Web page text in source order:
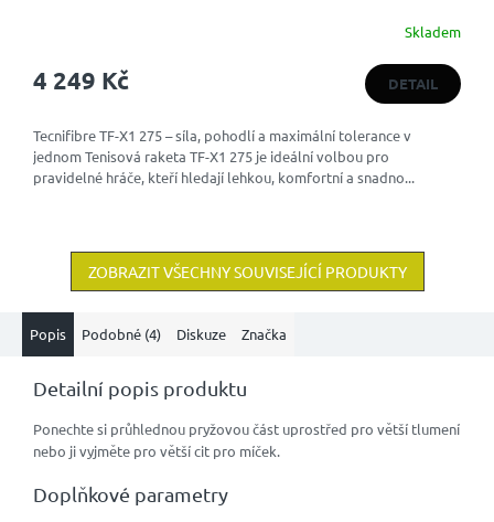
Skladem
4 249 Kč DETAIL
Tecnifibre TF-X1 275 – síla, pohodlí a maximální tolerance v
jednom Tenisová raketa TF-X1 275 je ideální volbou pro
pravidelné hráče, kteří hledají lehkou, komfortní a snadno...
ZOBRAZIT VŠECHNY SOUVISEJÍCÍ PRODUKTY
Popis Podobné (4) Diskuze Značka
Detailní popis produktu
Ponechte si průhlednou pryžovou část uprostřed pro větší tlumení
nebo ji vyjměte pro větší cit pro míček.
Doplňkové parametry